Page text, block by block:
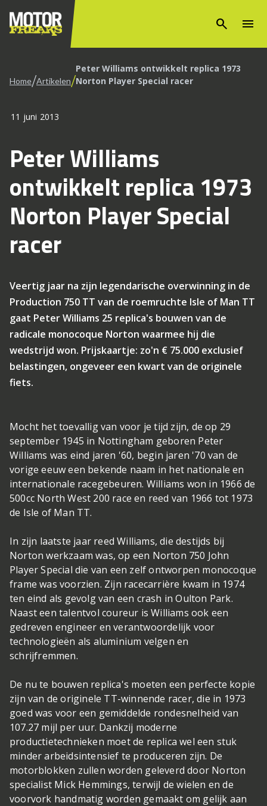
search menu
Home/Artikelen/Peter Williams ontwikkelt replica 1973
Norton Player Special racer
11 juni 2013
Peter Williams
ontwikkelt replica 1973
Norton Player Special
racer
Veertig jaar na zijn legendarische overwinning in de
Production 750 TT van de roemruchte Isle of Man TT
gaat Peter Williams 25 replica's bouwen van de
radicale monocoque Norton waarmee hij die
wedstrijd won. Prijskaartje: zo'n € 75.000 exclusief
belastingen, ongeveer een kwart van de originele
fiets.
Mocht het toevallig van voor je tijd zijn, de op 29
september 1945 in Nottingham geboren Peter
Williams was eind jaren '60, begin jaren '70 van de
vorige eeuw een bekende naam in het nationale en
internationale racegebeuren. Williams won in 1966 de
500cc North West 200 race en reed van 1966 tot 1973
de Isle of Man TT.
In zijn laatste jaar reed Williams, die destijds bij
Norton werkzaam was, op een Norton 750 John
Player Special die van een zelf ontworpen monocoque
frame was voorzien. Zijn racecarrière kwam in 1974
ten eind als gevolg van een crash in Oulton Park.
Naast een talentvol coureur is Williams ook een
gedreven engineer en verantwoordelijk voor
technologieën als aluminium velgen en
schrijfremmen.
De nu te bouwen replica's moeten een perfecte kopie
zijn van de originele TT-winnende racer, die in 1973
goed was voor een gemiddelde rondesnelheid van
107.27 mijl per uur. Dankzij moderne
productietechnieken moet de replica wel een stuk
minder arbeidsintensief te produceren zijn. De
motorblokken zullen worden geleverd door Norton
specialist Mick Hemmings, terwijl de wielen en de
voorvork handmatig worden gemaakt om gelijk aan